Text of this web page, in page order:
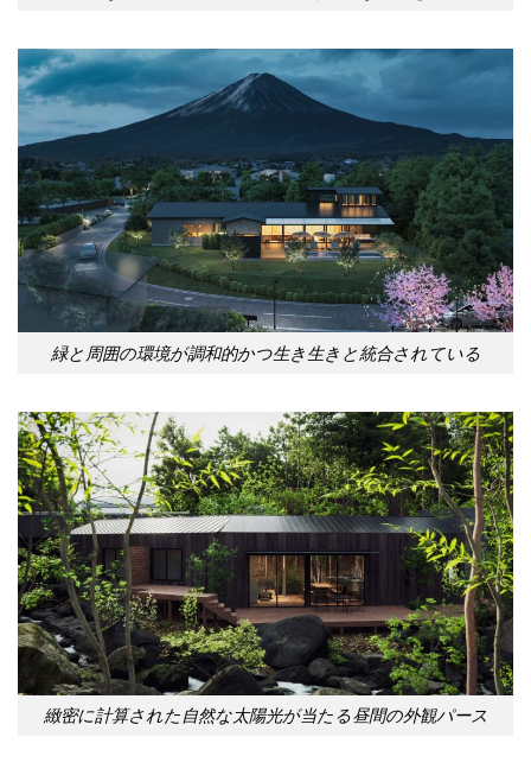
緑と周囲の環境が調和的かつ生き生きと統合されている
緻密に計算された自然な太陽光が当たる昼間の外観パース